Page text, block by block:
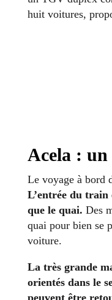
huit voitures,
Acela :
Le voyage à bord
L’entrée du train
que le quai. Des
quai pour bien se
voiture.
La très grande
orientés dans le